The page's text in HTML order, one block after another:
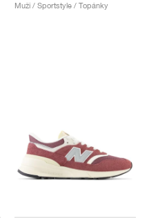
Muži / Sportstyle / Topánky